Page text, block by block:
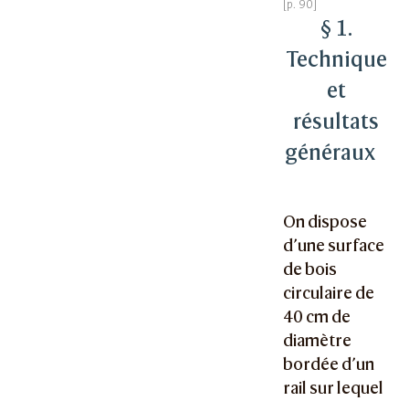
§ 1.
Technique
et
résultats
généraux
On dispose
d’une surface
de bois
circulaire de
40 cm de
diamètre
bordée d’un
rail sur lequel